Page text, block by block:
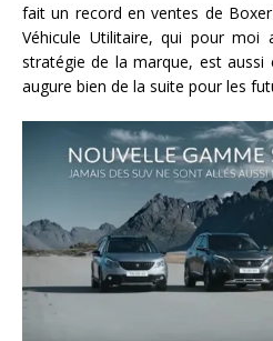
fait un record en ventes de
Véhicule Utilitaire, qui pour moi
stratégie de la marque, est
augure bien de la suite pour les